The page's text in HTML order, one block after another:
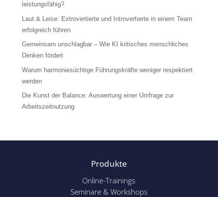
leistungsfähig?
Laut & Leise: Extrovertierte und Introvertierte in einem Team
erfolgreich führen
Gemeinsam unschlagbar – Wie KI kritisches menschliches
Denken fördert
Warum harmoniesüchtige Führungskräfte weniger respektiert
werden
Die Kunst der Balance: Auswertung einer Umfrage zur
Arbeitszeitnutzung
Produkte
Online-Trainings
Seminare & Workshops